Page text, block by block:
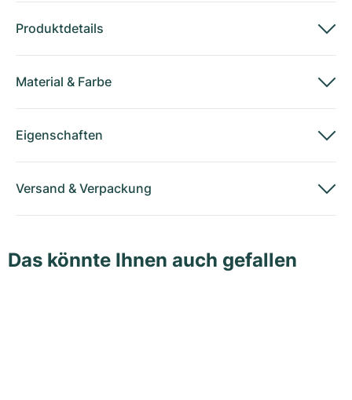
Produktdetails
Material & Farbe
Eigenschaften
Versand & Verpackung
Das könnte Ihnen auch gefallen